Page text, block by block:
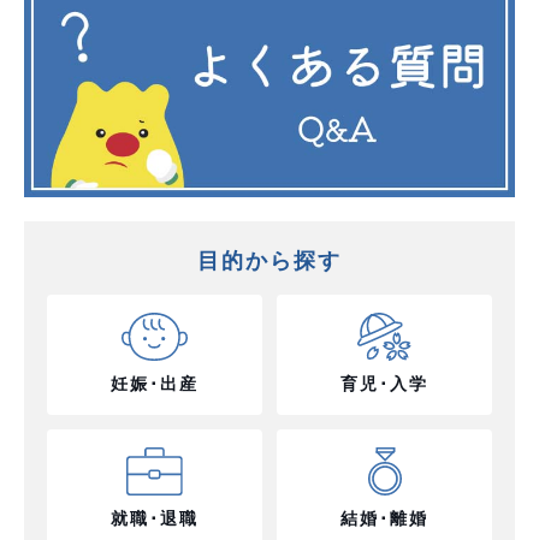
目的から探す
妊娠･出産 育児･入学
就職･退職 結婚･離婚